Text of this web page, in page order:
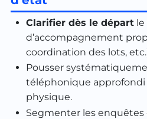
Clarifier dès le départle
d’accompagnement
coordination des lots,
Pousser
téléphonique approfondi
physique.
Segmenter les enquêtes